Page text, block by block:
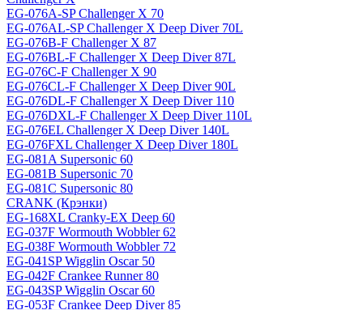
EG-076A-SP Challenger X 70
EG-076AL-SP Challenger X Deep Diver 70L
EG-076B-F Challenger X 87
EG-076BL-F Challenger X Deep Diver 87L
EG-076C-F Challenger X 90
EG-076CL-F Challenger X Deep Diver 90L
EG-076DL-F Challenger X Deep Diver 110
EG-076DXL-F Challenger X Deep Diver 110L
EG-076EL Challenger X Deep Diver 140L
EG-076FXL Challenger X Deep Diver 180L
EG-081A Supersonic 60
EG-081B Supersonic 70
EG-081C Supersonic 80
CRANK (Крэнки)
EG-168XL Cranky-EX Deep 60
EG-037F Wormouth Wobbler 62
EG-038F Wormouth Wobbler 72
EG-041SP Wigglin Oscar 50
EG-042F Crankee Runner 80
EG-043SP Wigglin Oscar 60
EG-053F Crankee Deep Diver 85